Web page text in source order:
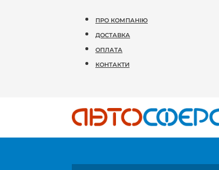
ПРО КОМПАНІЮ
ДОСТАВКА
ОПЛАТА
КОНТАКТИ